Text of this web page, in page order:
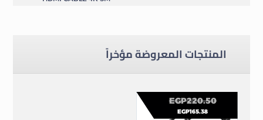
المنتجات المعروضة مؤخراً
EGP220.50
EGP165.38